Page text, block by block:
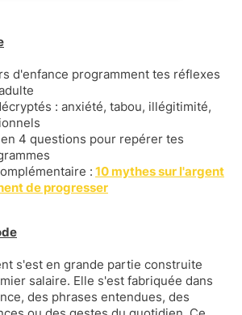
d'enfance programment tes réflexes
: anxiété, tabou, illégitimité,
4 questions pour repérer tes
: 10 mythes sur l'argent
de progresser
s'est en grande partie construite
salaire. Elle s'est fabriquée dans
des phrases entendues, des